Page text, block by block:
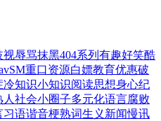
视辱骂抹黑404系列 有趣好笑酷
SM重口资源白嫖教育优惠破
冷知识小知识阅读思想身心纪
人社会小圈子多元化语言腐败
习语谐音梗熟词生义 新闻慢讯